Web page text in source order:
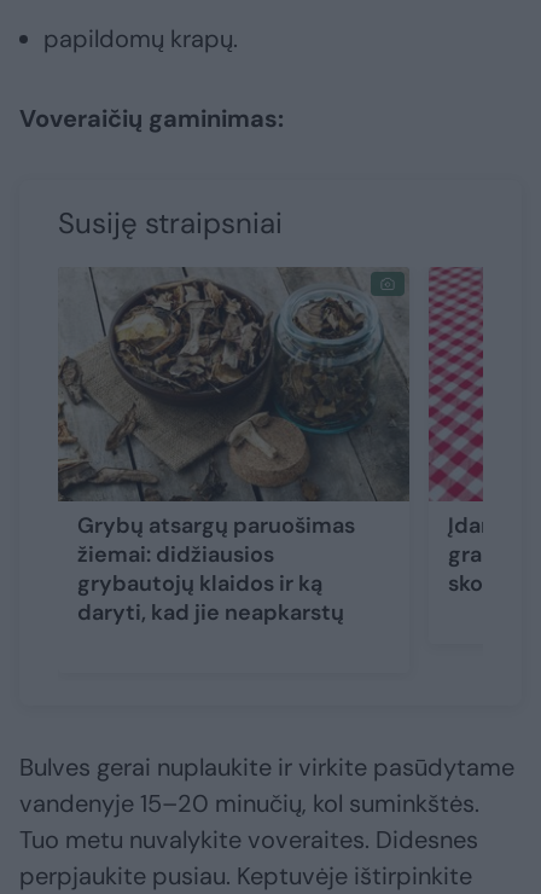
papildomų krapų.
Voveraičių gaminimas:
Susiję straipsniai
Grybų atsargų paruošimas
žiemai: didžiausios
grybautojų klaidos ir ką
daryti, kad jie neapkarstų
Įdaryti
skonio
Bulves gerai nuplaukite ir virkite pasūdytame
vandenyje 15–20 minučių, kol suminkštės.
Tuo metu nuvalykite voveraites. Didesnes
perpjaukite pusiau. Keptuvėje ištirpinkite